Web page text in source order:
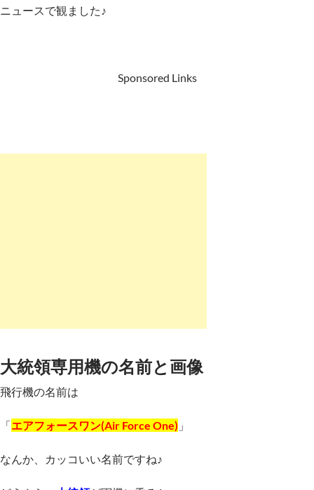
ニュースで観ました♪
Sponsored Links
大統領専用機の名前と画像
飛行機の名前は
「エアフォースワン(Air Force One) 」
なんか、カッコいい名前ですね♪